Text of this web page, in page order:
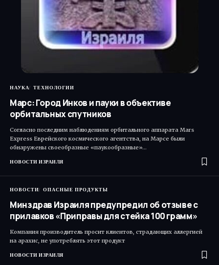
НАУКА ТЕХНОЛОГИИ
Марс: Город Инков и пауки в объективе
орбитальных спутников
Согласно последним наблюдениям орбитального аппарата Mars
Express Еврейского космического агентства, на Марсе были
обнаружены своеобразные «паукообразные»…
НОВОСТИ ИЗРАИЛЯ
НОВОСТИ ОПАСНЫЕ ПРОДУКТЫ
Минздрав Израиля предупредил об отзыве с
прилавков «Приправы для стейка 100 грамм»
Компания производитель просит клиентов, страдающих аллергией
на арахис, не употреблять этот продукт
НОВОСТИ ИЗРАИЛЯ